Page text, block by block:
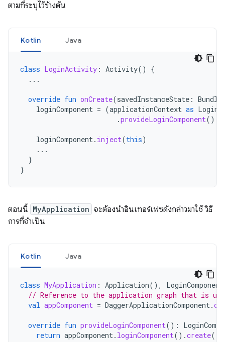
ตามที่ระบุไว้ข้างต้น
Kotlin Java
class LoginActivity : Activity()
{
...
override fun onCreate(savedInstanceState :
loginComponent = (applicationContext as
.provideLoginComponent()
loginComponent. inject(this)
...
}
}
ตอนนี้ MyApplication จะต้องนำอินเทอร์เฟซดังกล่าวมาใช้ วิธี
การที่จำเป็น
Kotlin Java
class MyApplication : Application(),
// Reference to the application graph that is
val appComponent = DaggerApplicationComponent.
override fun provideLoginComponent():
return appComponent. loginComponent().create()